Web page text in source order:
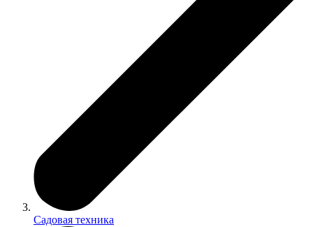
Садовая техника